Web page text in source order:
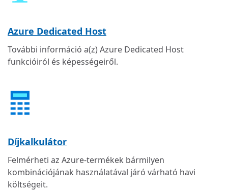
Azure Dedicated Host
További információ a(z) Azure Dedicated Host
funkcióiról és képességeiről.
Díjkalkulátor
Felmérheti az Azure-termékek bármilyen
kombinációjának használatával járó várható havi
költségeit.